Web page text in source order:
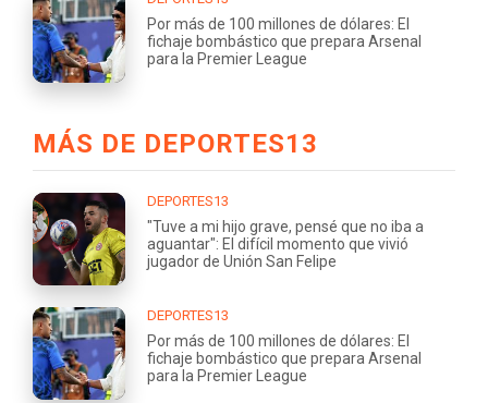
Por más de 100 millones de dólares: El
fichaje bombástico que prepara Arsenal
para la Premier League
MÁS DE DEPORTES13
DEPORTES13
"Tuve a mi hijo grave, pensé que no iba a
aguantar": El difícil momento que vivió
jugador de Unión San Felipe
DEPORTES13
Por más de 100 millones de dólares: El
fichaje bombástico que prepara Arsenal
para la Premier League